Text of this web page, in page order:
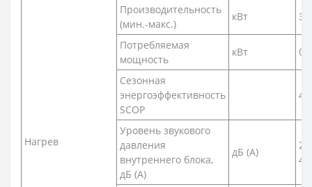
Нагрев
Производительность
(мин.-макс.)
кВт
Потребляемая
мощность
кВт 0,7
Сезонная
энергоэффективность
SCOP
Уровень звукового
давления
внутреннего блока,
дБ (А)
дБ (А)
45